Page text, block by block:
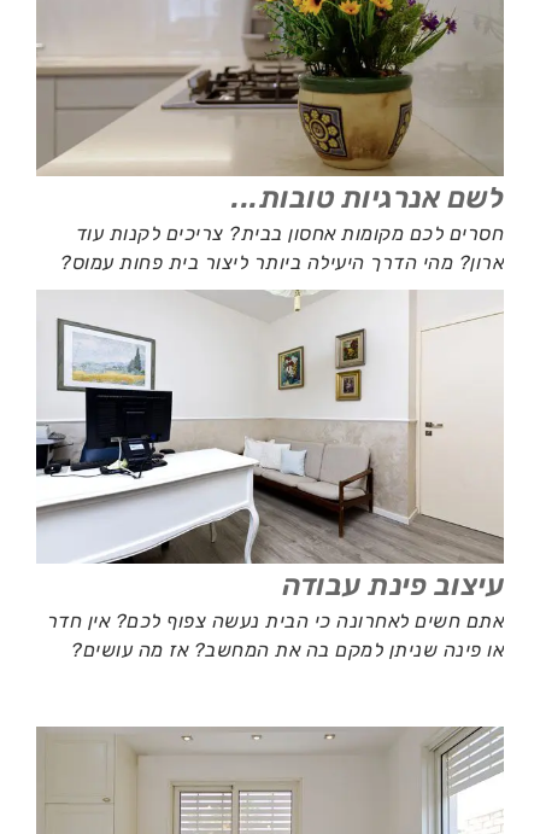
לשם אנרגיות טובות...
חסרים לכם מקומות אחסון בבית? צריכים לקנות עוד
ארון? מהי הדרך היעילה ביותר ליצור בית פחות עמוס?
עיצוב פינת עבודה
אתם חשים לאחרונה כי הבית נעשה צפוף לכם? אין חדר
או פינה שניתן למקם בה את המחשב? אז מה עושים?